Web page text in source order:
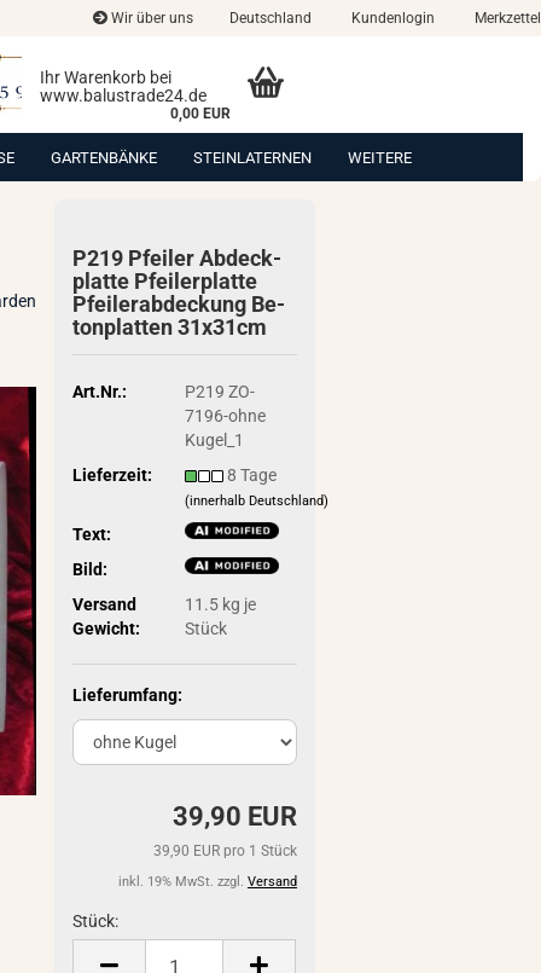
Wir über uns Deutschland Kundenlogin Merkzettel
Ihr Warenkorb bei
www.balustrade24.de
0,00 EUR
GARTENBÄNKE STEINLATERNEN WEITERE
P219 Pfei­ler Ab­deck­
plat­te Pfei­ler­plat­te
Pfei­ler­ab­de­ckung Be­
ton­plat­ten 31x31cm
Art.Nr.:
P219 ZO-
7196-ohne
Kugel_1
Lieferzeit:
8 Tage
(innerhalb Deutschland)
Text:
Bild:
Versand
Gewicht:
11.5kg je
Stück
Lieferumfang:
39,90 EUR
39,90 EUR pro 1 Stück
inkl. 19% MwSt. zzgl. Versand
Stück:
Stück